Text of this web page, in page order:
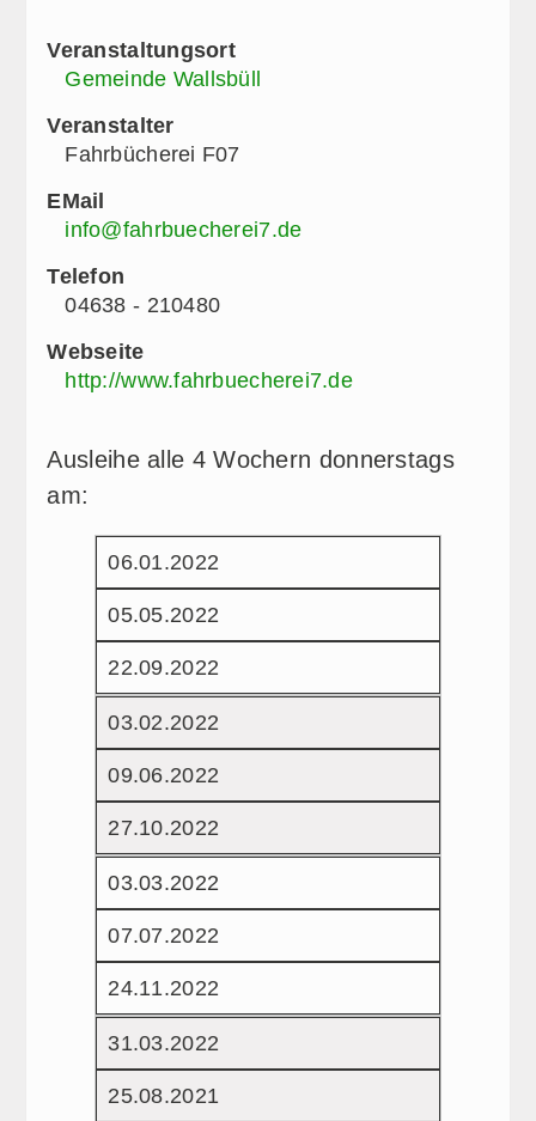
Veranstaltungsort
Gemeinde Wallsbüll
Veranstalter
Fahrbücherei F07
EMail
info@fahrbuecherei7.de
Telefon
04638 - 210480
Webseite
http://www.fahrbuecherei7.de
Ausleihe alle 4 Wochern donnerstags
am:
06.01.2022
05.05.2022
22.09.2022
03.02.2022
09.06.2022
27.10.2022
03.03.2022
07.07.2022
24.11.2022
31.03.2022
25.08.2021